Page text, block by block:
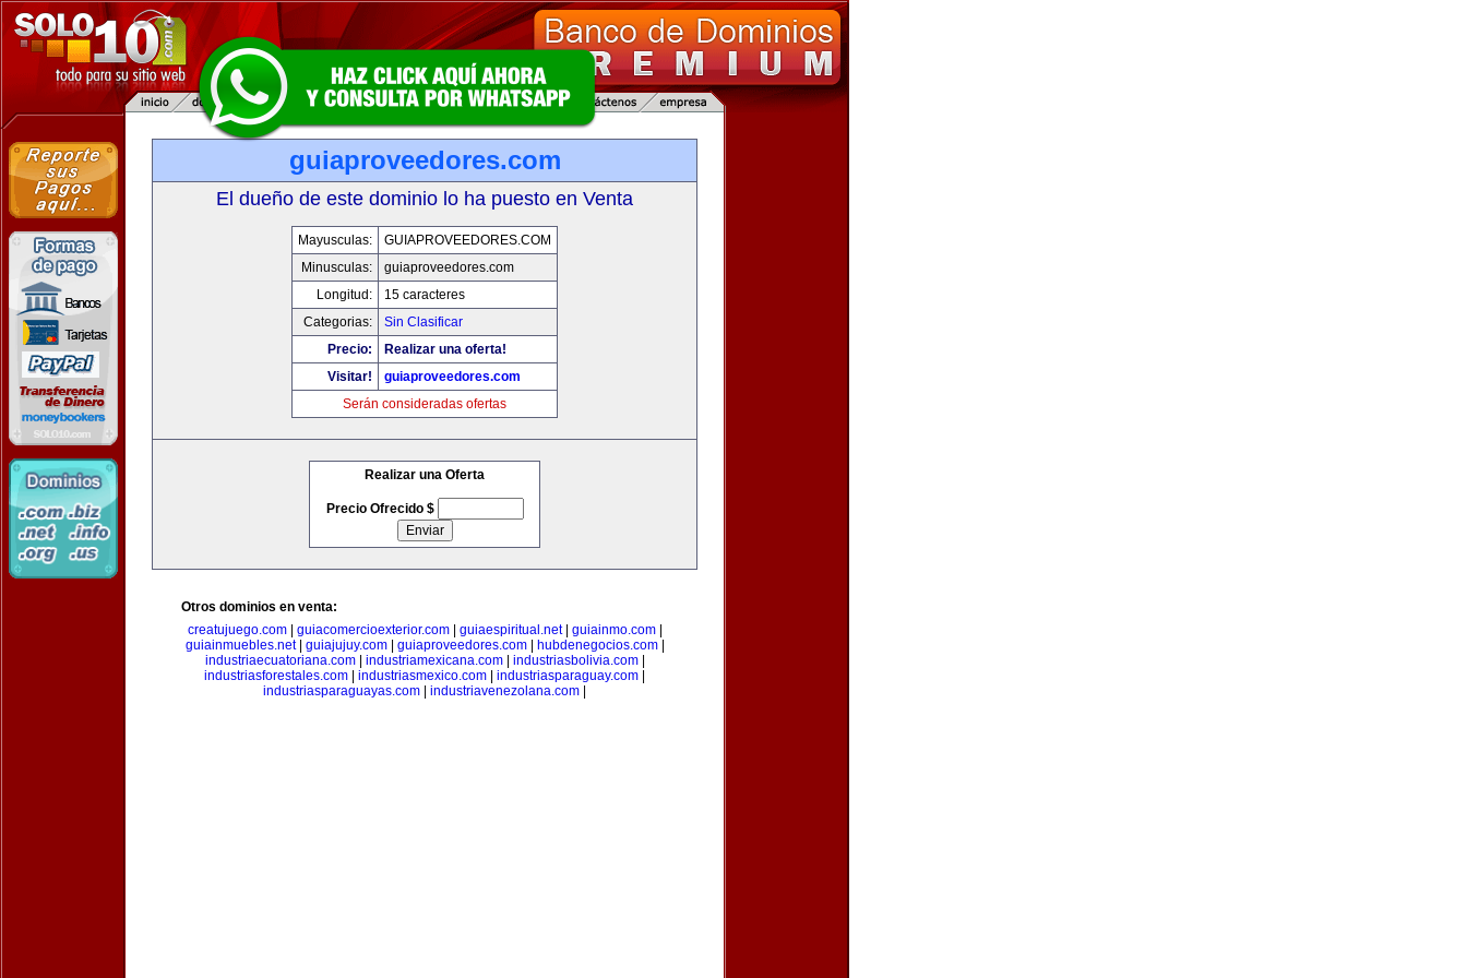
guiaproveedores.com
El dueño de este dominio lo ha puesto en Venta
Mayusculas:
GUIAPROVEEDORES.COM
Minusculas:
guiaproveedores.com
Longitud:
15 caracteres
Categorias:
Sin Clasificar
Precio:
Realizar una oferta!
Visitar!
guiaproveedores.com
Serán consideradas ofertas
Realizar una Oferta
Precio Ofrecido $
Otros dominios en venta:
creatujuego.com| guiacomercioexterior.com| guiaespiritual.net| guiainmo.com|
guiainmuebles.net| guiajujuy.com| guiaproveedores.com| hubdenegocios.com|
industriaecuatoriana.com| industriamexicana.com| industriasbolivia.com|
industriasforestales.com
industriasmexico.com industriasparaguay.com
industriasparaguayas.com
industriavenezolana.com